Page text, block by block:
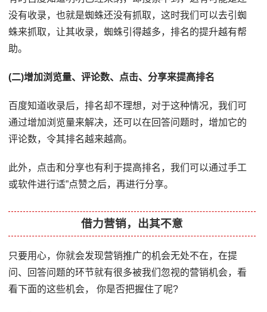
没有收录，也就是蜘蛛还没有抓取，这时我们可以去引蜘
蛛来抓取，让其收录，蜘蛛引得越多，排名的提升越有帮
助。
(二)增加浏览量、评论数、点击、分享来提高排名
百度知道收录后，排名却不理想，对于这种情况，我们可
通过增加浏览量来解决，还可以在回答问题时，增加它的
评论数，令其排名越来越高。
此外，点击和分享也有利于提高排名，我们可以通过手工
或软件进行适”点赞之后，再进行分享。
借力营销，出其不意
只要用心，你就会发现营销推广的机会无处不在，在提
问、回答问题的环节就有很多被我们忽视的营销机会，看
看下面的这些机会， 你是否把握住了呢?